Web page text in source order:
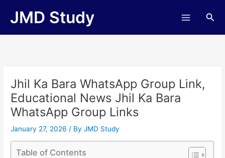
JMD Study
Jhil Ka Bara WhatsApp Group Link,
Educational News Jhil Ka Bara
WhatsApp Group Links
January 27, 2026/ ByJMD Study
Table of Contents